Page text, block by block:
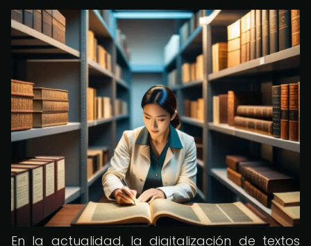
En la actualidad, la digitalización de textos